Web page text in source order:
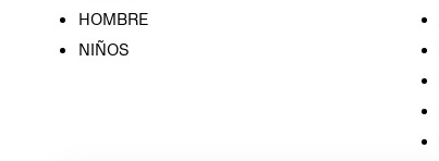
HOMBRE
NIÑOS